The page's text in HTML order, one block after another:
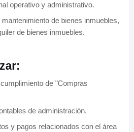
operativo y administrativo.
de bienes inmuebles,
de bienes inmuebles.
de "Compras
de administración.
y pagos relacionados con el área